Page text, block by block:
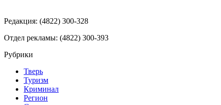
Редакция: (4822) 300-328
Отдел рекламы: (4822) 300-393
Рубрики
Тверь
Туризм
Криминал
Регион